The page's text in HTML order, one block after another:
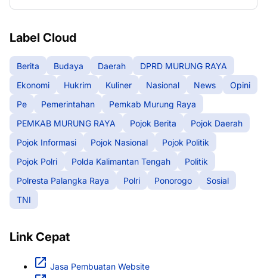
Label Cloud
Berita Budaya Daerah
DPRD MURUNG RAYA
Ekonomi
Hukrim Kuliner Nasional News
Opini
Pe
Pemerintahan
Pemkab Murung Raya
PEMKAB MURUNG RAYA
Pojok Berita
Pojok Daerah
Pojok Informasi
Pojok Nasional
Pojok Politik
Pojok Polri
Polda Kalimantan Tengah
Politik
Polresta Palangka Raya
Polri Ponorogo
Sosial
TNI
Link Cepat
Jasa Pembuatan Website